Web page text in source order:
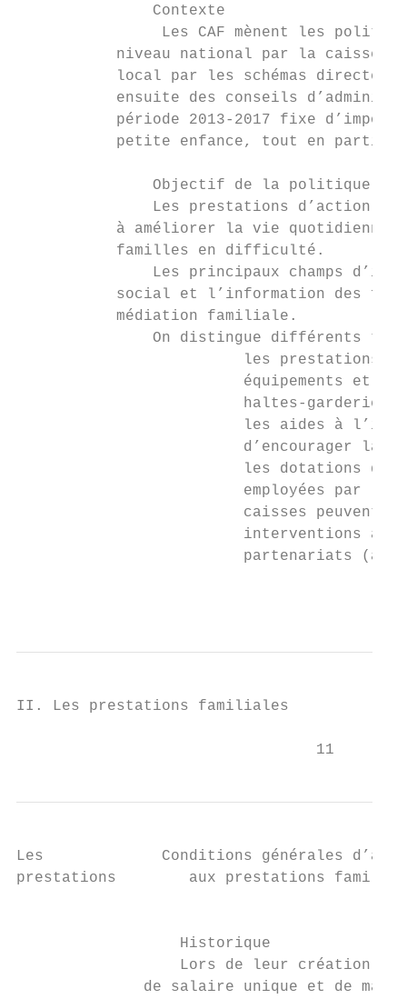
               Contexte
Les CAF mènent les
niveau national par la caisse
local par les schémas
ensuite des conseils
période 2013-2017 fixe
petite enfance, tout en
Objectif de la politique
Les prestations d’action
à améliorer la vie quotidienne
           familles en difficulté.
Les principaux champs
social et l’information des
           médiation familiale.
On distingue différents
les prestations
équipements et
haltes-
les aides à
d’encourager la
les dotations
employées par
caisses peuvent
interventions
partenariats
II. Les prestations familiales
                                 11
Les             Conditions générales
prestations        aux prestations
                  Historique
Lors de leur création
de salaire unique et de